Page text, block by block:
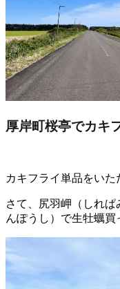
厚岸町桜亭でカキ
カキフライ単品をいた
さて、尻羽岬（しれ
んぽうし）で生牡蠣買